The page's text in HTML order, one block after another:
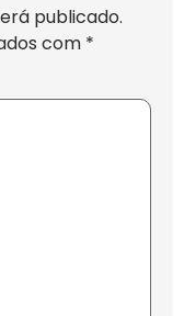
publicado.
com *